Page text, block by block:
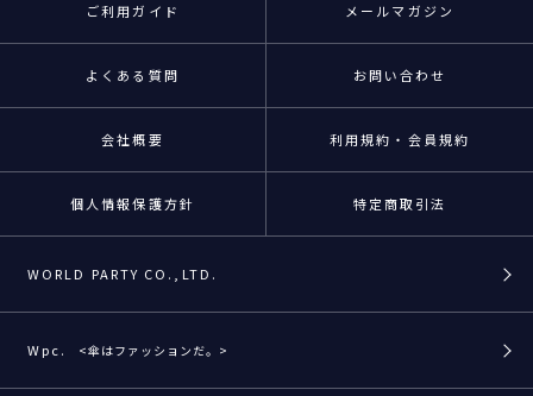
ご利用ガイド メールマガジン
よくある質問 お問い合わせ
会社概要 利用規約・会員規約
個人情報保護方針 特定商取引法
WORLD PARTY CO.,LTD.
Wpc. <傘はファッションだ。>